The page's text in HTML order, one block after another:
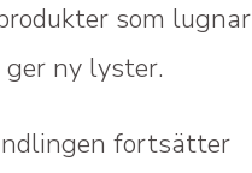
som lugnar
ger ny lyster.
fortsätter